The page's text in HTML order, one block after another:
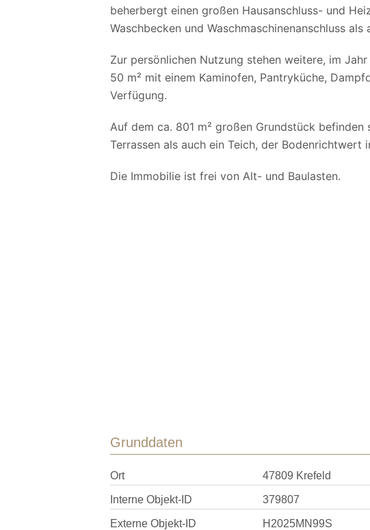
beherbergt einen großen Hausanschluss- und
Waschbecken und Waschmaschinenanschluss als
Zur persönlichen Nutzung stehen weitere, im
50 m² mit einem Kaminofen, Pantryküche,
Verfügung.
Auf dem ca. 801 m² großen Grundstück befinden
Terrassen als auch ein Teich, der
Die Immobilie ist frei von Alt- und Baulasten.
Grunddaten
Ort 47809 Krefeld
Interne Objekt-ID 379807
Externe Objekt-ID H2025MN99S